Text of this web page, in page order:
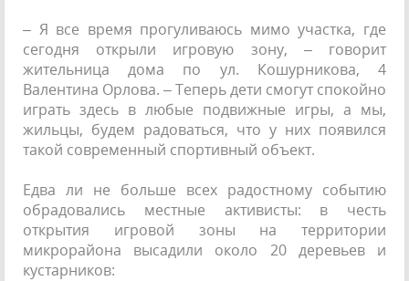
– Я все время прогуливаюсь мимо участка, где
сегодня открыли игровую зону, – говорит
жительница дома по ул. Кошурникова, 4
Валентина Орлова. – Теперь дети смогут спокойно
играть здесь в любые подвижные игры, а мы,
жильцы, будем радоваться, что у них появился
такой современный спортивный объект.
Едва ли не больше всех радостному событию
обрадовались местные активисты: в честь
открытия игровой зоны на территории
микрорайона высадили около 20 деревьев и
кустарников: